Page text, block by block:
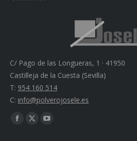
C/ Pago de las Longueras, 1 · 41950
Castilleja de la Cuesta (Sevilla)
T: 954 160 514
C: info@polverojosele.es
Find us on:
Facebook
X
YouTube